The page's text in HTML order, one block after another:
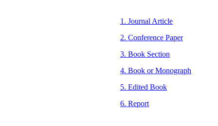
1. Journal Article
2. Conference Paper
3. Book Section
4. Book or Monograph
5. Edited Book
6. Report